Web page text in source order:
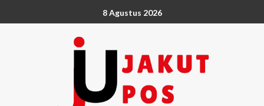
8 Agustus 2026